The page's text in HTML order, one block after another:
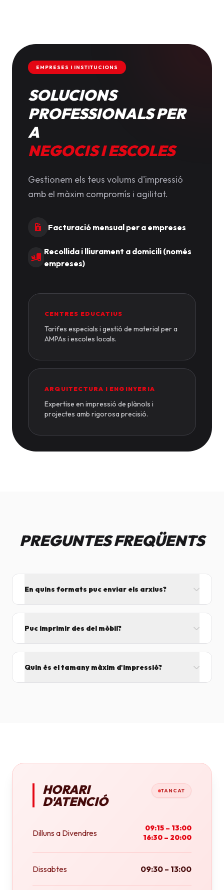
EMPRESES I INSTITUCIONS
SOLUCIONS
PROFESSIONALS PER
A
NEGOCIS I ESCOLES
Gestionem els teus volums d'impressió
amb el màxim compromís i agilitat.
Facturació mensual per a empreses
Recollida i lliurament a domicili (només
empreses)
CENTRES EDUCATIUS
Tarifes especials i gestió de material per a
AMPAs i escoles locals.
ARQUITECTURA I ENGINYERIA
Expertise en impressió de plànols i
projectes amb rigorosa precisió.
PREGUNTES FREQÜENTS
En quins formats puc enviar els arxius?
Word i Excel.
Puc imprimir des del mòbil?
Quin és el tamany màxim d'impressió?
HORARI
D'ATENCIÓ
TANCAT
Dilluns a Divendres
09:15 – 13:00
16:30 – 20:00
Dissabtes 09:30 – 13:00